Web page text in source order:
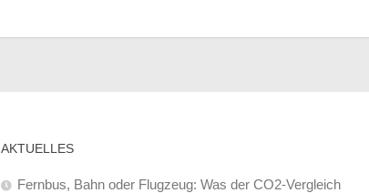
AKTUELLES
Fernbus, Bahn oder Flugzeug: Was der CO2-Vergleich